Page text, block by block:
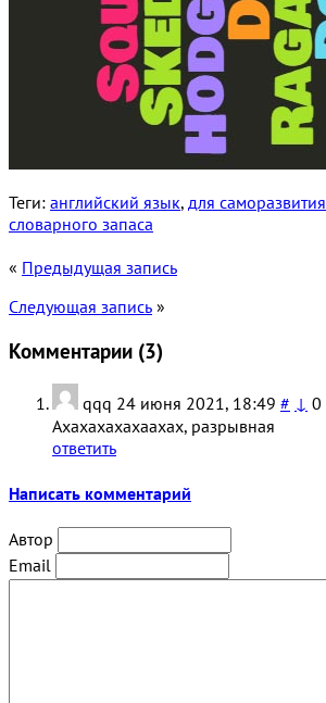
Теги: английский язык, для саморазвития
словарного запаса
« Предыдущая запись
Следующая запись »
Комментарии (3)
qqq 24 июня 2021, 18:49 # ↓ 0
Ахахахахахаахах, разрывная
ответить
Написать комментарий
Автор
Email